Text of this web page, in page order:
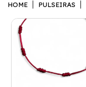
HOME PULSEIRAS